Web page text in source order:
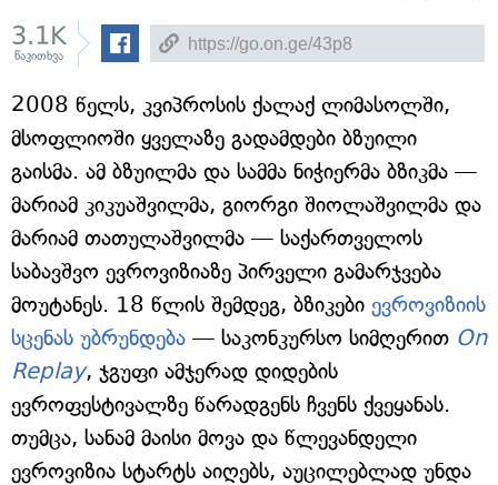
3.1K
წაკითხვა
2008 წელს, კვიპროსის ქალაქ ლიმასოლში,
მსოფლიოში ყველაზე გადამდები ბზუილი
გაისმა. ამ ბზუილმა და სამმა ნიჭიერმა ბზიკმა —
მარიამ კიკუაშვილმა, გიორგი შიოლაშვილმა და
მარიამ თათულაშვილმა — საქართველოს
საბავშვო ევროვიზიაზე პირველი გამარჯვება
მოუტანეს. 18 წლის შემდეგ, ბზიკები ევროვიზიის
სცენას უბრუნდება — საკონკურსო სიმღერით On
Replay, ჯგუფი ამჯერად დიდების
ევროფესტივალზე წარადგენს ჩვენს ქვეყანას.
თუმცა, სანამ მაისი მოვა და წლევანდელი
ევროვიზია სტარტს აიღებს, აუცილებლად უნდა